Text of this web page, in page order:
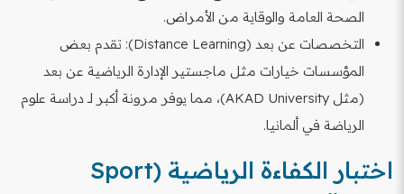
الصحة العامة والوقاية من الأمراض.
التخصصات عن بعد (Distance Learning): تقدم بعض
المؤسسات خيارات مثل ماجستير الإدارة الرياضية عن بعد
(مثل AKAD University)، مما يوفر مرونة أكبر لـ دراسة علوم
الرياضة في ألمانيا.
اختبار الكفاءة الرياضية (Sport